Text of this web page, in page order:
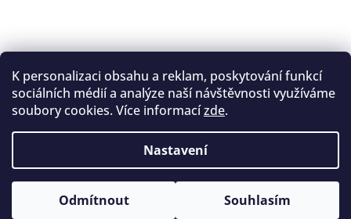
K personalizaci obsahu a reklam, poskytování funkcí
sociálních médií a analýze naší návštěvnosti využíváme
soubory cookies. Více informacízde.
Nastavení
Odmítnout Souhlasím
Sledovat na Instagramu
Registrace na lukostřelbu
I. Královský lukostřelecký klub
Český lukostřelecký svaz
Vytvořil ShoptetCopyright 2026
. Všechna práva vyhrazena.